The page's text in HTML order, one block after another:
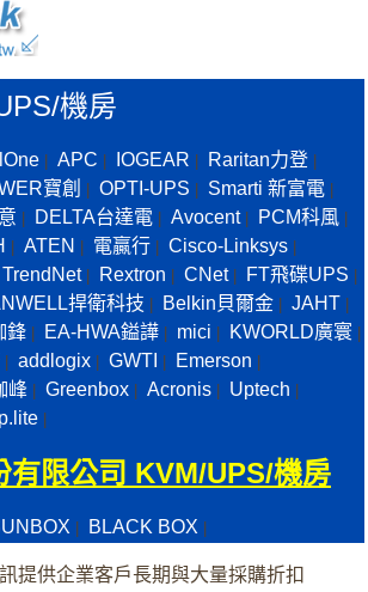
機房
APC IOGEAR Raritan力登
寶創 OPTI-UPS Smarti 新富電
DELTA台達電 Avocent| PCM科風
ATEN 電贏行 Cisco-Linksys
TrendNet| Rextron CNet| FT飛碟UPS
捍衛科技 Belkin貝爾金 JAHT
鋒 EA-HWA鎰譁 mici KWORLD廣寰
addlogix GWTI Emerson
峰 Greenbox Acronis Uptech
有限公司 KVM/UPS/機房
BLACK BOX
提供企業客戶長期與大量採購折扣